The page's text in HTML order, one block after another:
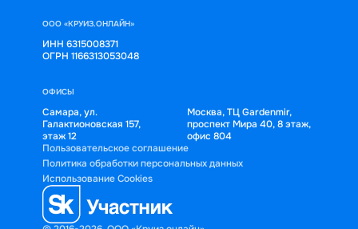
ООО «КРУИЗ.ОНЛАЙН»
ИНН 6315008371
ОГРН 1166313053048
ОФИСЫ
Самара, ул.
Галактионовская 157,
этаж 12
Москва, ТЦ Gardenmir,
проспект Мира 40, 8 этаж,
офис 804
Пользовательское соглашение
Политика обработки персональных данных
Использование Cookies